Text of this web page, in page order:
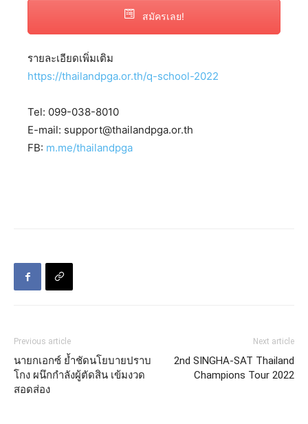
สมัครเลย!
รายละเอียดเพิ่มเติม
https://thailandpga.or.th/q-school-2022
Tel: 099-038-8010
E-mail: support@thailandpga.or.th
FB: m.me/thailandpga
Previous article
นายกเอกซ์ ย้ำชัดนโยบายปราบ
โกง ผนึกกำลังผู้ตัดสิน เข้มงวด
สอดส่อง
Next article
2nd SINGHA-SAT Thailand
Champions Tour 2022